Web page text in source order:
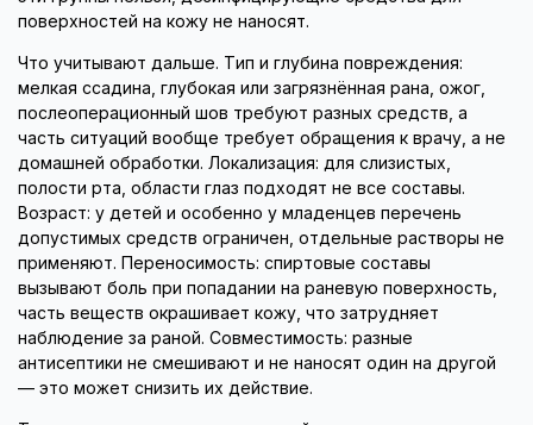
поверхностей на кожу не наносят.
Что учитывают дальше. Тип и глубина повреждения:
мелкая ссадина, глубокая или загрязнённая рана, ожог,
послеоперационный шов требуют разных средств, а
часть ситуаций вообще требует обращения к врачу, а не
домашней обработки. Локализация: для слизистых,
полости рта, области глаз подходят не все составы.
Возраст: у детей и особенно у младенцев перечень
допустимых средств ограничен, отдельные растворы не
применяют. Переносимость: спиртовые составы
вызывают боль при попадании на раневую поверхность,
часть веществ окрашивает кожу, что затрудняет
наблюдение за раной. Совместимость: разные
антисептики не смешивают и не наносят один на другой
— это может снизить их действие.